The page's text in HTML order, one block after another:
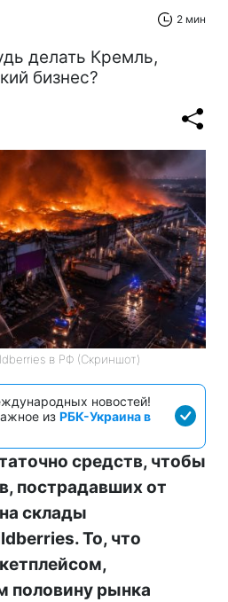
2 мин
делать Кремль,
бизнес?
в РФ (Скриншот)
новостей!
из РБК-Украина в
средств, чтобы
пострадавших от
склады
То, что
половину рынка